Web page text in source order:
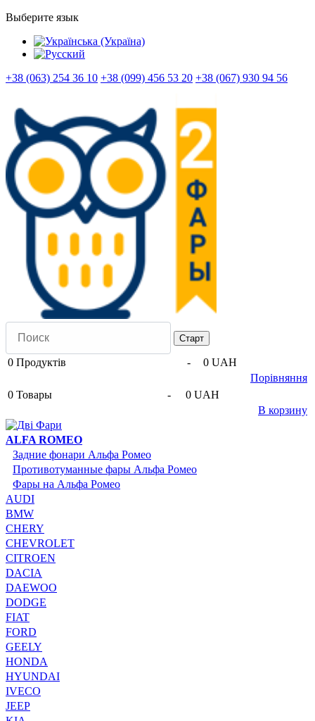
Выберите язык
+38 (063) 254 36 10 +38 (099) 456 53 20 +38 (067) 930 94 56
0 Продуктів -
0 UAH
Порівняння
0 Товары -
0 UAH
В корзину
ALFA ROMEO
Задние фонари Альфа Ромео
Противотуманные фары Альфа Ромео
Фары на Альфа Ромео
AUDI
BMW
CHERY
CHEVROLET
CITROEN
DACIA
DAEWOO
DODGE
FIAT
FORD
GEELY
HONDA
HYUNDAI
IVECO
JEEP